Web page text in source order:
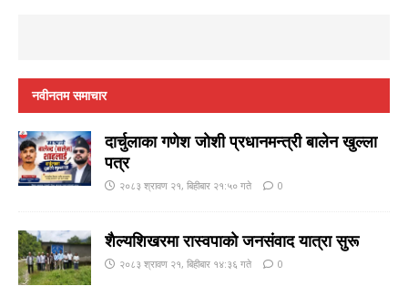
नवीनतम समाचार
दार्चुलाका गणेश जाेशी प्रधानमन्त्री बालेन खुल्ला
पत्र
२०८३ श्रावण २१, बिहीबार २१:५० गते 0
शैल्यशिखरमा रास्वपाकाे जनसंवाद यात्रा सुरू
२०८३ श्रावण २१, बिहीबार १४:३६ गते 0